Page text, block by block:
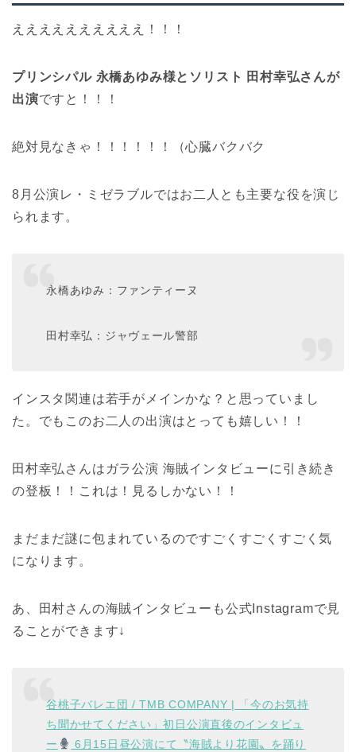
ええええええええええ！！！
プリンシパル 永橋あゆみ様とソリスト 田村幸弘さんが
出演ですと！！！
絶対見なきゃ！！！！！！（心臓バクバク
8月公演レ・ミゼラブルではお二人とも主要な役を演じ
られます。
永橋あゆみ：ファンティーヌ
田村幸弘：ジャヴェール警部
インスタ関連は若手がメインかな？と思っていまし
た。でもこのお二人の出演はとっても嬉しい！！
田村幸弘さんはガラ公演 海賊インタビューに引き続き
の登板！！これは！見るしかない！！
まだまだ謎に包まれているのですごくすごくすごく気
になります。
あ、田村さんの海賊インタビューも公式Instagramで見
ることができます↓
谷桃子バレエ団 / TMB COMPANY | 「今のお気持
ち聞かせてください」初日公演直後のインタビュ
ー
6月15日昼公演にて〝海賊より花園〟を踊り